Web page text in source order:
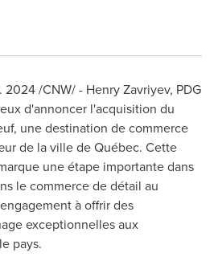
2024/CNW/ - Henry Zavriyev, PDG
d'annoncer l'acquisition du
une destination de commerce
de la ville de Québec. Cette
une étape importante dans
le commerce de détail au
à offrir des
exceptionnelles aux
pays.